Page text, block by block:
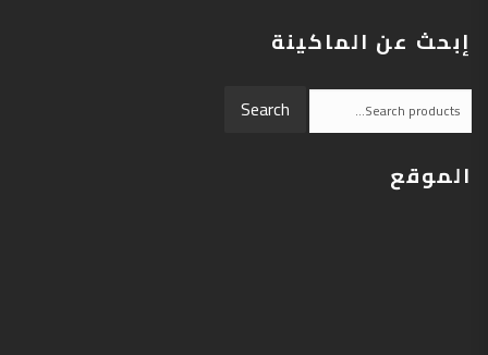
إبحث عن الماكينة
Search
for:
Search
الموقع